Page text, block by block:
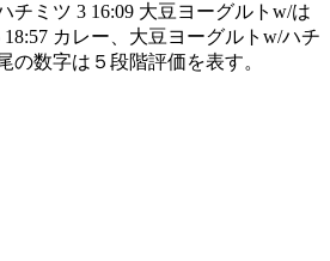
チミツ 3 16:09 大豆ヨーグルトw/は
18:57 カレー、大豆ヨーグルトw/ハチ
の数字は５段階評価を表す。